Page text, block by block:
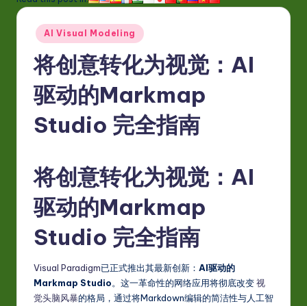
o
w
d
S
m
fi
Posted
in
AI Visual Modeling
将创意转化为视觉：AI
驱动的Markmap
Studio 完全指南
将创意转化为视觉：AI
驱动的Markmap
Studio 完全指南
Visual Paradigm已正式推出其最新创新： AI驱动的
Markmap Studio。这一革命性的网络应用将彻底改变视
觉头脑风暴的格局，通过将Markdown编辑的简洁性与人工智